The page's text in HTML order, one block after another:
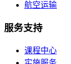
航空运输
服务支持
课程中心